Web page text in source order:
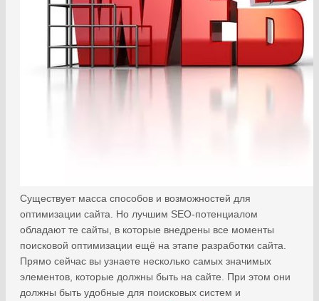
Существует масса способов и возможностей для
оптимизации сайта. Но лучшим SEO-потенциалом
обладают те сайты, в которые внедрены все моменты
поисковой оптимизации ещё на этапе разработки сайта.
Прямо сейчас вы узнаете несколько самых значимых
элементов, которые должны быть на сайте. При этом они
должны быть удобные для поисковых систем и